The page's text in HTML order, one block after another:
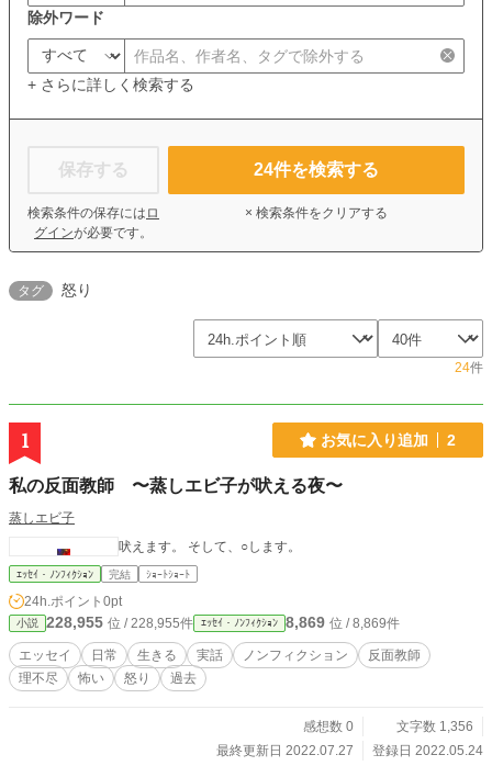
除外ワード
+ さらに詳しく検索する
保存する
検索条件の保存には ロ
グインが必要です。
24件を検索する
× 検索条件をクリアする
タグ 怒り
24件
1 お気に入り追加 2
私の反面教師 〜蒸しエビ子が吠える夜〜
蒸しエビ子
吠えます。 そして、○します。
ｴｯｾｲ・ﾉﾝﾌｨｸｼｮﾝ 完結 ｼｮｰﾄｼｮｰﾄ
24h.ポイント 0pt
小説 228,955 位 / 228,955件 ｴｯｾｲ・ﾉﾝﾌｨｸｼｮﾝ 8,869 位 / 8,869件
エッセイ 日常 生きる 実話 ノンフィクション
反面教師
理不尽
怖い 怒り 過去
感想数 0
文字数 1,356
最終更新日 2022.07.27
登録日 2022.05.24